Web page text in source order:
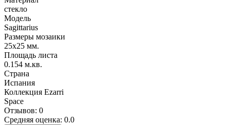
стекло
Модель
Sagittarius
Размеры мозаики
25х25 мм.
Площадь листа
0.154 м.кв.
Страна
Испания
Коллекция Ezarri
Space
Отзывов: 0
Средняя оценка: 0.0